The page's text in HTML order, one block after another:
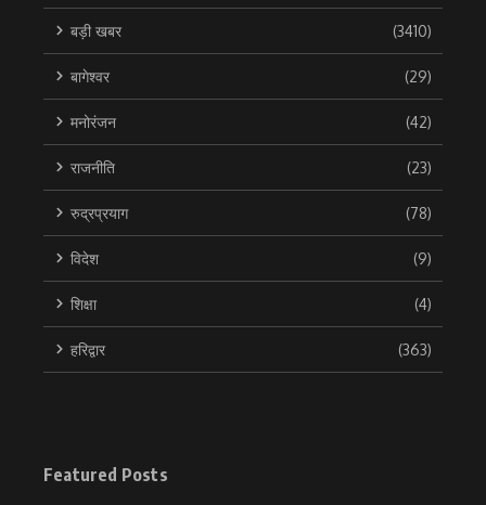
बड़ी खबर (3410)
बागेश्वर (29)
मनोरंजन (42)
राजनीति (23)
रुद्रप्रयाग (78)
विदेश (9)
शिक्षा (4)
हरिद्वार (363)
Featured Posts